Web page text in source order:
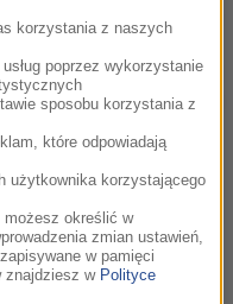
będzie gościem
Muzyki Filmowej.
usłyszymy utwory z
Przerwane objęcia, Złe
Filharmonii im. K.
Carlos Mena –
– skrzypce solo oraz
Mosia. Wydarzenie
20:00. Zapraszamy!
korzystania z naszych
poprzez wykorzystanie
sposobu korzystania z
które odpowiadają
użytkownika korzystającego
określić w
zmian ustawień,
w pamięci
znajdziesz w Polityce